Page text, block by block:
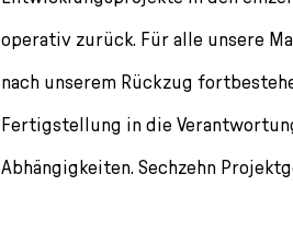
operativ zurück. Für alle unsere
nach unserem Rückzug
Fertigstellung in die
Abhängigkeiten. Sechzehn